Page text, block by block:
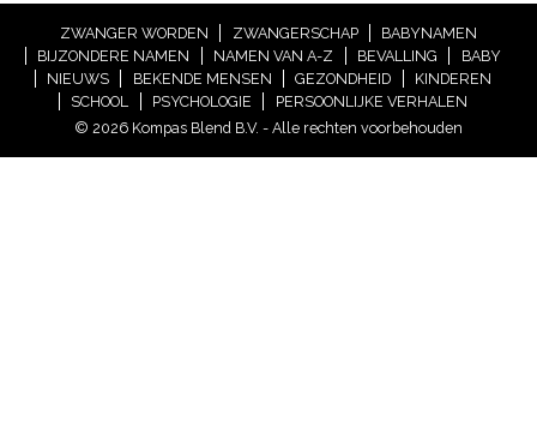
ZWANGER WORDEN ZWANGERSCHAP
BABYNAMEN
BIJZONDERE NAMEN
NAMEN VAN A-Z BEVALLING
BABY
NIEUWS
BEKENDE MENSEN GEZONDHEID
KINDEREN
SCHOOL
PSYCHOLOGIE
PERSOONLIJKE VERHALEN
© 2026 Kompas Blend B.V. - Alle rechten voorbehouden